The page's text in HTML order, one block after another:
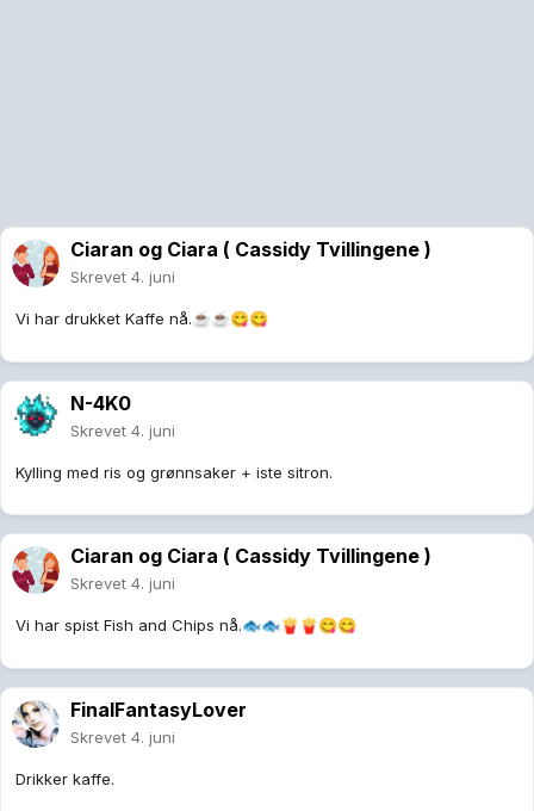
Ciaran og Ciara ( Cassidy Tvillingene )
Skrevet 4. juni
Vi har drukket Kaffe nå.☕☕😋😋
N-4K0
Skrevet 4. juni
Kylling med ris og grønnsaker + iste sitron.
Ciaran og Ciara ( Cassidy Tvillingene )
Skrevet 4. juni
Vi har spist Fish and Chips nå.🐟🐟🍟 🍟😋😋
FinalFantasyLover
Skrevet 4. juni
Drikker kaffe.